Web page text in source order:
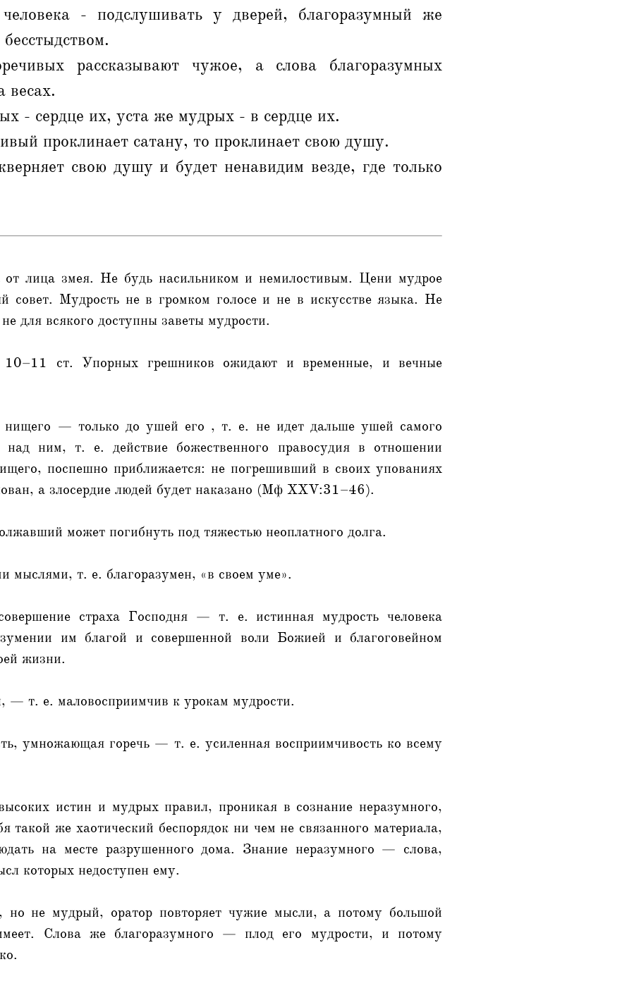
- подслушивать у дверей, благоразумный же
рассказывают чужое, а слова благоразумных
весах.
- сердце их, уста же мудрых - в сердце их.
проклинает сатану, то проклинает свою душу.
свою душу и будет ненавидим везде, где только
от лица змея. Не будь насильником и немилостивым. Цени мудрое
совет. Мудрость не в громком голосе и не в искусстве языка. Не
для всякого доступны заветы мудрости.
10–11 ст. Упорных грешников ожидают и временные, и вечные
— только до ушей его , т. е. не идет дальше ушей самого
ним, т. е. действие божественного правосудия в отношении
поспешно приближается: не погрешивший в своих упованиях
а злосердие людей будет наказано (Мф XXV:31–46).
может погибнуть под тяжестью неоплатного долга.
мыслями, т. е. благоразумен, «в своем уме».
страха Господня — т. е. истинная мудрость человека
им благой и совершенной воли Божией и благоговейном
жизни.
— т. е. маловосприимчив к урокам мудрости.
умножающая горечь — т. е. усиленная восприимчивость ко всему
истин и мудрых правил, проникая в сознание неразумного,
такой же хаотический беспорядок ни чем не связанного материала,
на месте разрушенного дома. Знание неразумного — слова,
которых недоступен ему.
но не мудрый, оратор повторяет чужие мысли, а потому большой
Слова же благоразумного — плод его мудрости, и потому